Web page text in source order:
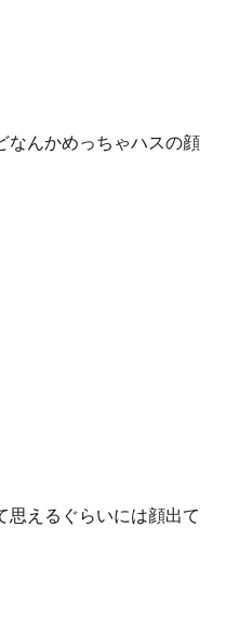
なんかめっちゃハスの顔
思えるぐらいには顔出て